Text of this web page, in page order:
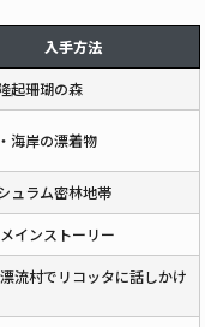
入手方法
起珊瑚の森
海岸の漂着物
ュラム密林地帯
インストーリー
流村でリコッタに話しかけ